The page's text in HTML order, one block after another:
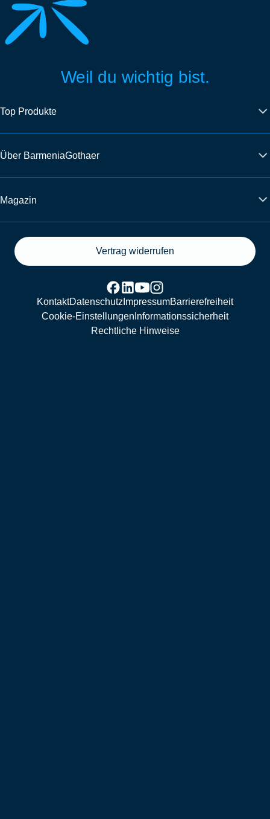
Weil du wichtig bist.
Top Produkte
Über BarmeniaGothaer
Magazin
Vertrag widerrufen
KontaktDatenschutz ImpressumBarrierefreiheit
Cookie-Einstellungen Informationssicherheit
Rechtliche Hinweise